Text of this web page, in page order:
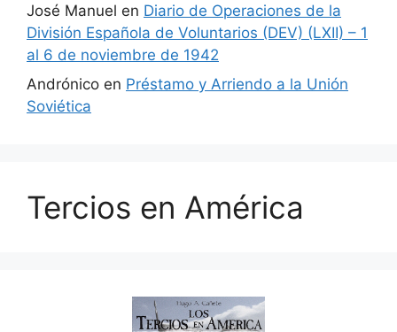
José Manuel en Diario de Operaciones de la
División Española de Voluntarios (DEV) (LXII) – 1
al 6 de noviembre de 1942
Andrónico en Préstamo y Arriendo a la Unión
Soviética
Tercios en América